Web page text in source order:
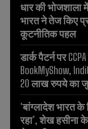
धार की भोजशाला
भारत ने तेज किए
कूटनीतिक पहल
डार्क पैटर्न पर
BookMyShow,
20 लाख रुपये का
‘बांग्लादेश भारत
रहा’, शेख हसीना